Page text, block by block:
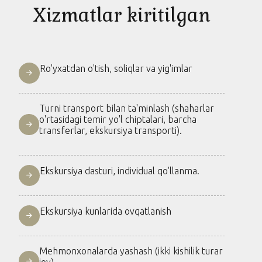
Xizmatlar kiritilgan
Ro'yxatdan o'tish, soliqlar va yig'imlar
Turni transport bilan ta'minlash (shaharlar
o'rtasidagi temir yo'l chiptalari, barcha
transferlar, ekskursiya transporti).
Ekskursiya dasturi, individual qo'llanma.
Ekskursiya kunlarida ovqatlanish
Mehmonxonalarda yashash (ikki kishilik turar